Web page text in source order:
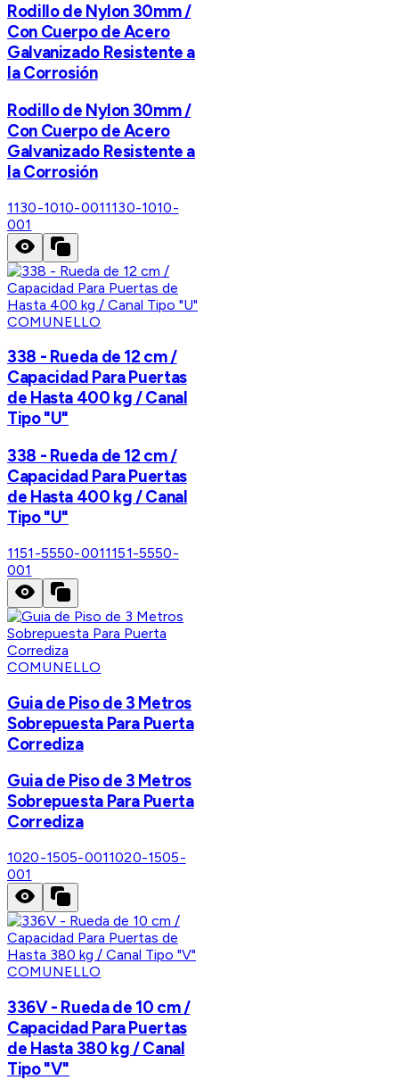
Rodillo de Nylon 30mm /
Con Cuerpo de Acero
Galvanizado Resistente a
la Corrosión
Rodillo de Nylon 30mm /
Con Cuerpo de Acero
Galvanizado Resistente a
la Corrosión
1130-1010-0011130-1010-
001
COMUNELLO
338 - Rueda de 12 cm /
Capacidad Para Puertas
de Hasta 400 kg / Canal
Tipo "U"
338 - Rueda de 12 cm /
Capacidad Para Puertas
de Hasta 400 kg / Canal
Tipo "U"
1151-5550-0011151-5550-
001
COMUNELLO
Guia de Piso de 3 Metros
Sobrepuesta Para Puerta
Corrediza
Guia de Piso de 3 Metros
Sobrepuesta Para Puerta
Corrediza
1020-1505-0011020-1505-
001
COMUNELLO
336V - Rueda de 10 cm /
Capacidad Para Puertas
de Hasta 380 kg / Canal
Tipo "V"